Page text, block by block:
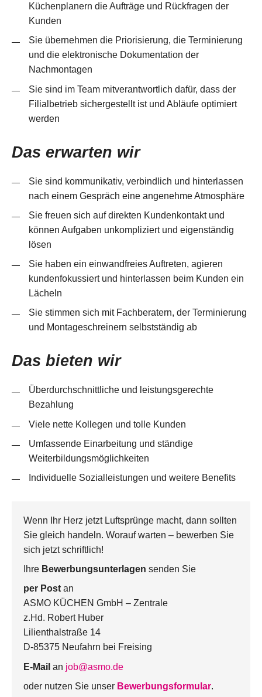
Küchenplanern die Aufträge und Rückfragen der
Kunden
Sie übernehmen die Priorisierung, die Terminierung
und die elektronische Dokumentation der
Nachmontagen
Sie sind im Team mitverantwortlich dafür, dass der
Filialbetrieb sichergestellt ist und Abläufe optimiert
werden
Das erwarten wir
Sie sind kommunikativ, verbindlich und hinterlassen
nach einem Gespräch eine angenehme Atmosphäre
Sie freuen sich auf direkten Kundenkontakt und
können Aufgaben unkompliziert und eigenständig
lösen
Sie haben ein einwandfreies Auftreten, agieren
kundenfokussiert und hinterlassen beim Kunden ein
Lächeln
Sie stimmen sich mit Fachberatern, der Terminierung
und Montageschreinern selbstständig ab
Das bieten wir
Überdurchschnittliche und leistungsgerechte
Bezahlung
Viele nette Kollegen und tolle Kunden
Umfassende Einarbeitung und ständige
Weiterbildungsmöglichkeiten
Individuelle Sozialleistungen und weitere Benefits
Wenn Ihr Herz jetzt Luftsprünge macht, dann sollten
Sie gleich handeln. Worauf warten – bewerben Sie
sich jetzt schriftlich!
Ihre Bewerbungsunterlagen senden Sie
per Post an
ASMO KÜCHEN GmbH – Zentrale
z.Hd. Robert Huber
Lilienthalstraße 14
D-85375 Neufahrn bei Freising
E-Mail an job@asmo.de
oder nutzen Sie unser Bewerbungsformular.